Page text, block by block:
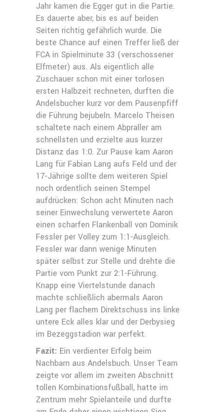
Jahr kamen die Egger gut in die Partie.
Es dauerte aber, bis es auf beiden
Seiten richtig gefährlich wurde. Die
beste Chance auf einen Treffer ließ der
FCA in Spielminute 33 (verschossener
Elfmeter) aus. Als eigentlich alle
Zuschauer schon mit einer torlosen
ersten Halbzeit rechneten, durften die
Andelsbucher kurz vor dem Pausenpfiff
die Führung bejubeln. Marcelo Theisen
schaltete nach einem Abpraller am
schnellsten und erzielte aus kurzer
Distanz das 1:0. Zur Pause kam Aaron
Lang für Fabian Lang aufs Feld und der
17-Jährige sollte dem weiteren Spiel
noch ordentlich seinen Stempel
aufdrücken: Schon acht Minuten nach
seiner Einwechslung verwertete Aaron
einen scharfen Flankenball von Dominik
Fessler per Volley zum 1:1-Ausgleich.
Fessler war dann wenige Minuten
später selbst zur Stelle und drehte die
Partie vom Punkt zur 2:1-Führung.
Knapp eine Viertelstunde danach
machte schließlich abermals Aaron
Lang per flachem Direktschuss ins linke
untere Eck alles klar und der Derbysieg
im Bezeggstadion war perfekt.
Fazit: Ein verdienter Erfolg beim
Nachbarn aus Andelsbuch. Unser Team
zeigte vor allem im zweiten Abschnitt
tollen Kombinationsfußball, hatte im
Zentrum mehr Spielanteile und durfte